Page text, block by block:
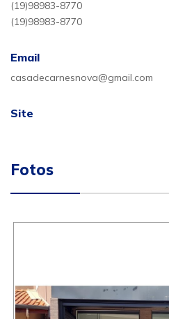
(19)98983-8770
(19)98983-8770
Email
casadecarnesnova@gmail.com
Site
Fotos